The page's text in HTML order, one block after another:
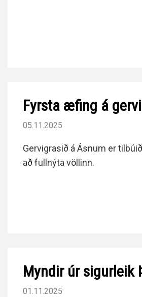
Fyrsta æfing á
05.11.2025
Gervigrasið á Ásnum er
að fullnýta völlinn.
Myndir úr sigurleik
01.11.2025